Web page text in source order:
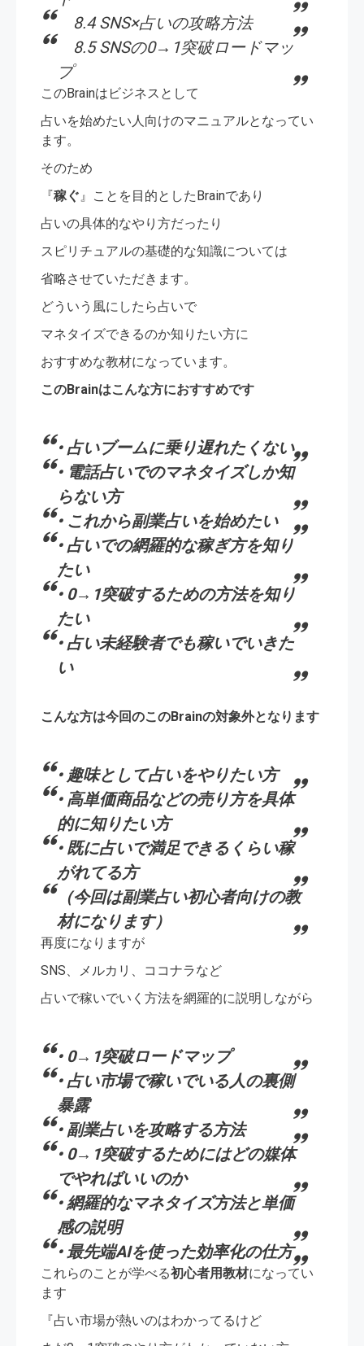
8.4 SNS×占いの攻略方法
8.5 SNSの0→1突破ロードマッ
プ
このBrainはビジネスとして
占いを始めたい人向けのマニュアルとなってい
ます。
そのため
『稼ぐ 』ことを目的としたBrainであり
占いの具体的なやり方だったり
スピリチュアルの基礎的な知識については
省略させていただきます。
どういう風にしたら占いで
マネタイズできるのか知りたい方に
おすすめな教材になっています。
このBrainはこんな方におすすめです
• 占いブームに乗り遅れたくない
• 電話占いでのマネタイズしか知
らない方
• これから副業占いを始めたい
• 占いでの網羅的な稼ぎ方を知り
たい
• 0→1突破するための方法を知り
たい
• 占い未経験者でも稼いでいきた
い
こんな方は今回のこのBrainの対象外となります
• 趣味として占いをやりたい方
• 高単価商品などの売り方を具体
的に知りたい方
• 既に占いで満足できるくらい稼
がれてる方
（今回は副業占い初心者向けの教
材になります）
再度になりますが
SNS、メルカリ、ココナラなど
占いで稼いでいく方法を網羅的に説明しながら
• 0→1突破ロードマップ
• 占い市場で稼いでいる人の裏側
暴露
• 副業占いを攻略する方法
• 0→1突破するためにはどの媒体
でやればいいのか
• 網羅的なマネタイズ方法と単価
感の説明
• 最先端AIを使った効率化の仕方
これらのことが学べる初心者用教材になってい
ます
『占い市場が熱いのはわかってるけど